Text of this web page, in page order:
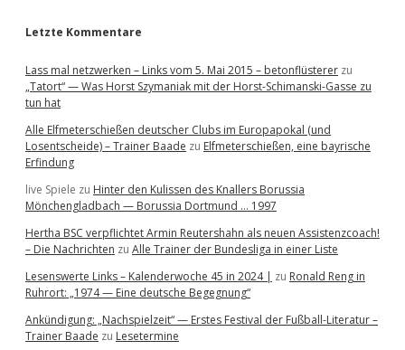
Letzte Kommentare
Lass mal netzwerken – Links vom 5. Mai 2015 – betonflüsterer zu
„Tatort“ — Was Horst Szymaniak mit der Horst-Schimanski-Gasse zu
tun hat
Alle Elfmeterschießen deutscher Clubs im Europapokal (und
Losentscheide) – Trainer Baade zu Elfmeterschießen, eine bayrische
Erfindung
live Spiele zu Hinter den Kulissen des Knallers Borussia
Mönchengladbach — Borussia Dortmund … 1997
Hertha BSC verpflichtet Armin Reutershahn als neuen Assistenzcoach!
– Die Nachrichten zu Alle Trainer der Bundesliga in einer Liste
Lesenswerte Links – Kalenderwoche 45 in 2024 | zu Ronald Reng in
Ruhrort: „1974 — Eine deutsche Begegnung“
Ankündigung: „Nachspielzeit“ — Erstes Festival der Fußball-Literatur –
Trainer Baade zu Lesetermine